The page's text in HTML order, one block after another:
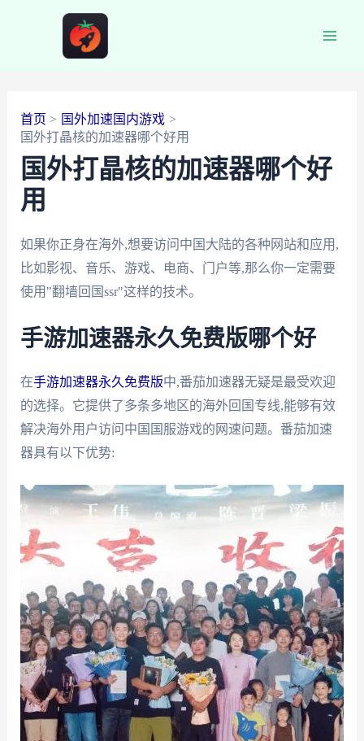
首页
国外加速国内游戏
国外打晶核的加速器哪个好用
国外打晶核的加速器哪个好
用
如果你正身在海外,想要访问中国大陆的各种网站和应用,
比如影视、音乐、游戏、电商、门户等,那么你一定需要
使用"翻墙回国ssr"这样的技术。
手游加速器永久免费版哪个好
在手游加速器永久免费版中,番茄加速器无疑是最受欢迎
的选择。它提供了多条多地区的海外回国专线,能够有效
解决海外用户访问中国国服游戏的网速问题。番茄加速
器具有以下优势: